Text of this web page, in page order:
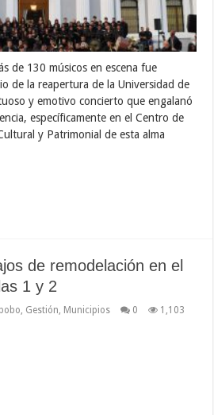
de 130 músicos en escena fue
de la reapertura de la Universidad de
y emotivo concierto que engalanó
específicamente en el Centro de
y Patrimonial de esta alma
de remodelación en el
1 y 2
, Gestión, Municipios 0 1,103